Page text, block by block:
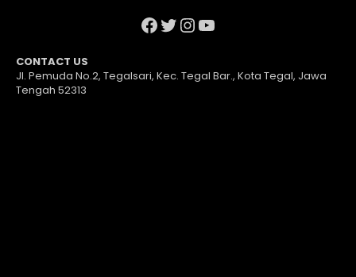
Facebook
Twitter
Instagram
YouTube
CONTACT US
Jl. Pemuda No.2, Tegalsari, Kec. Tegal Bar., Kota Tegal, Jawa
Tengah 52313